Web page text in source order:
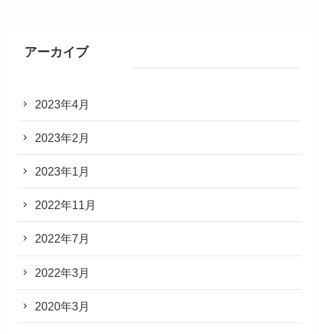
アーカイブ
2023年4月
2023年2月
2023年1月
2022年11月
2022年7月
2022年3月
2020年3月